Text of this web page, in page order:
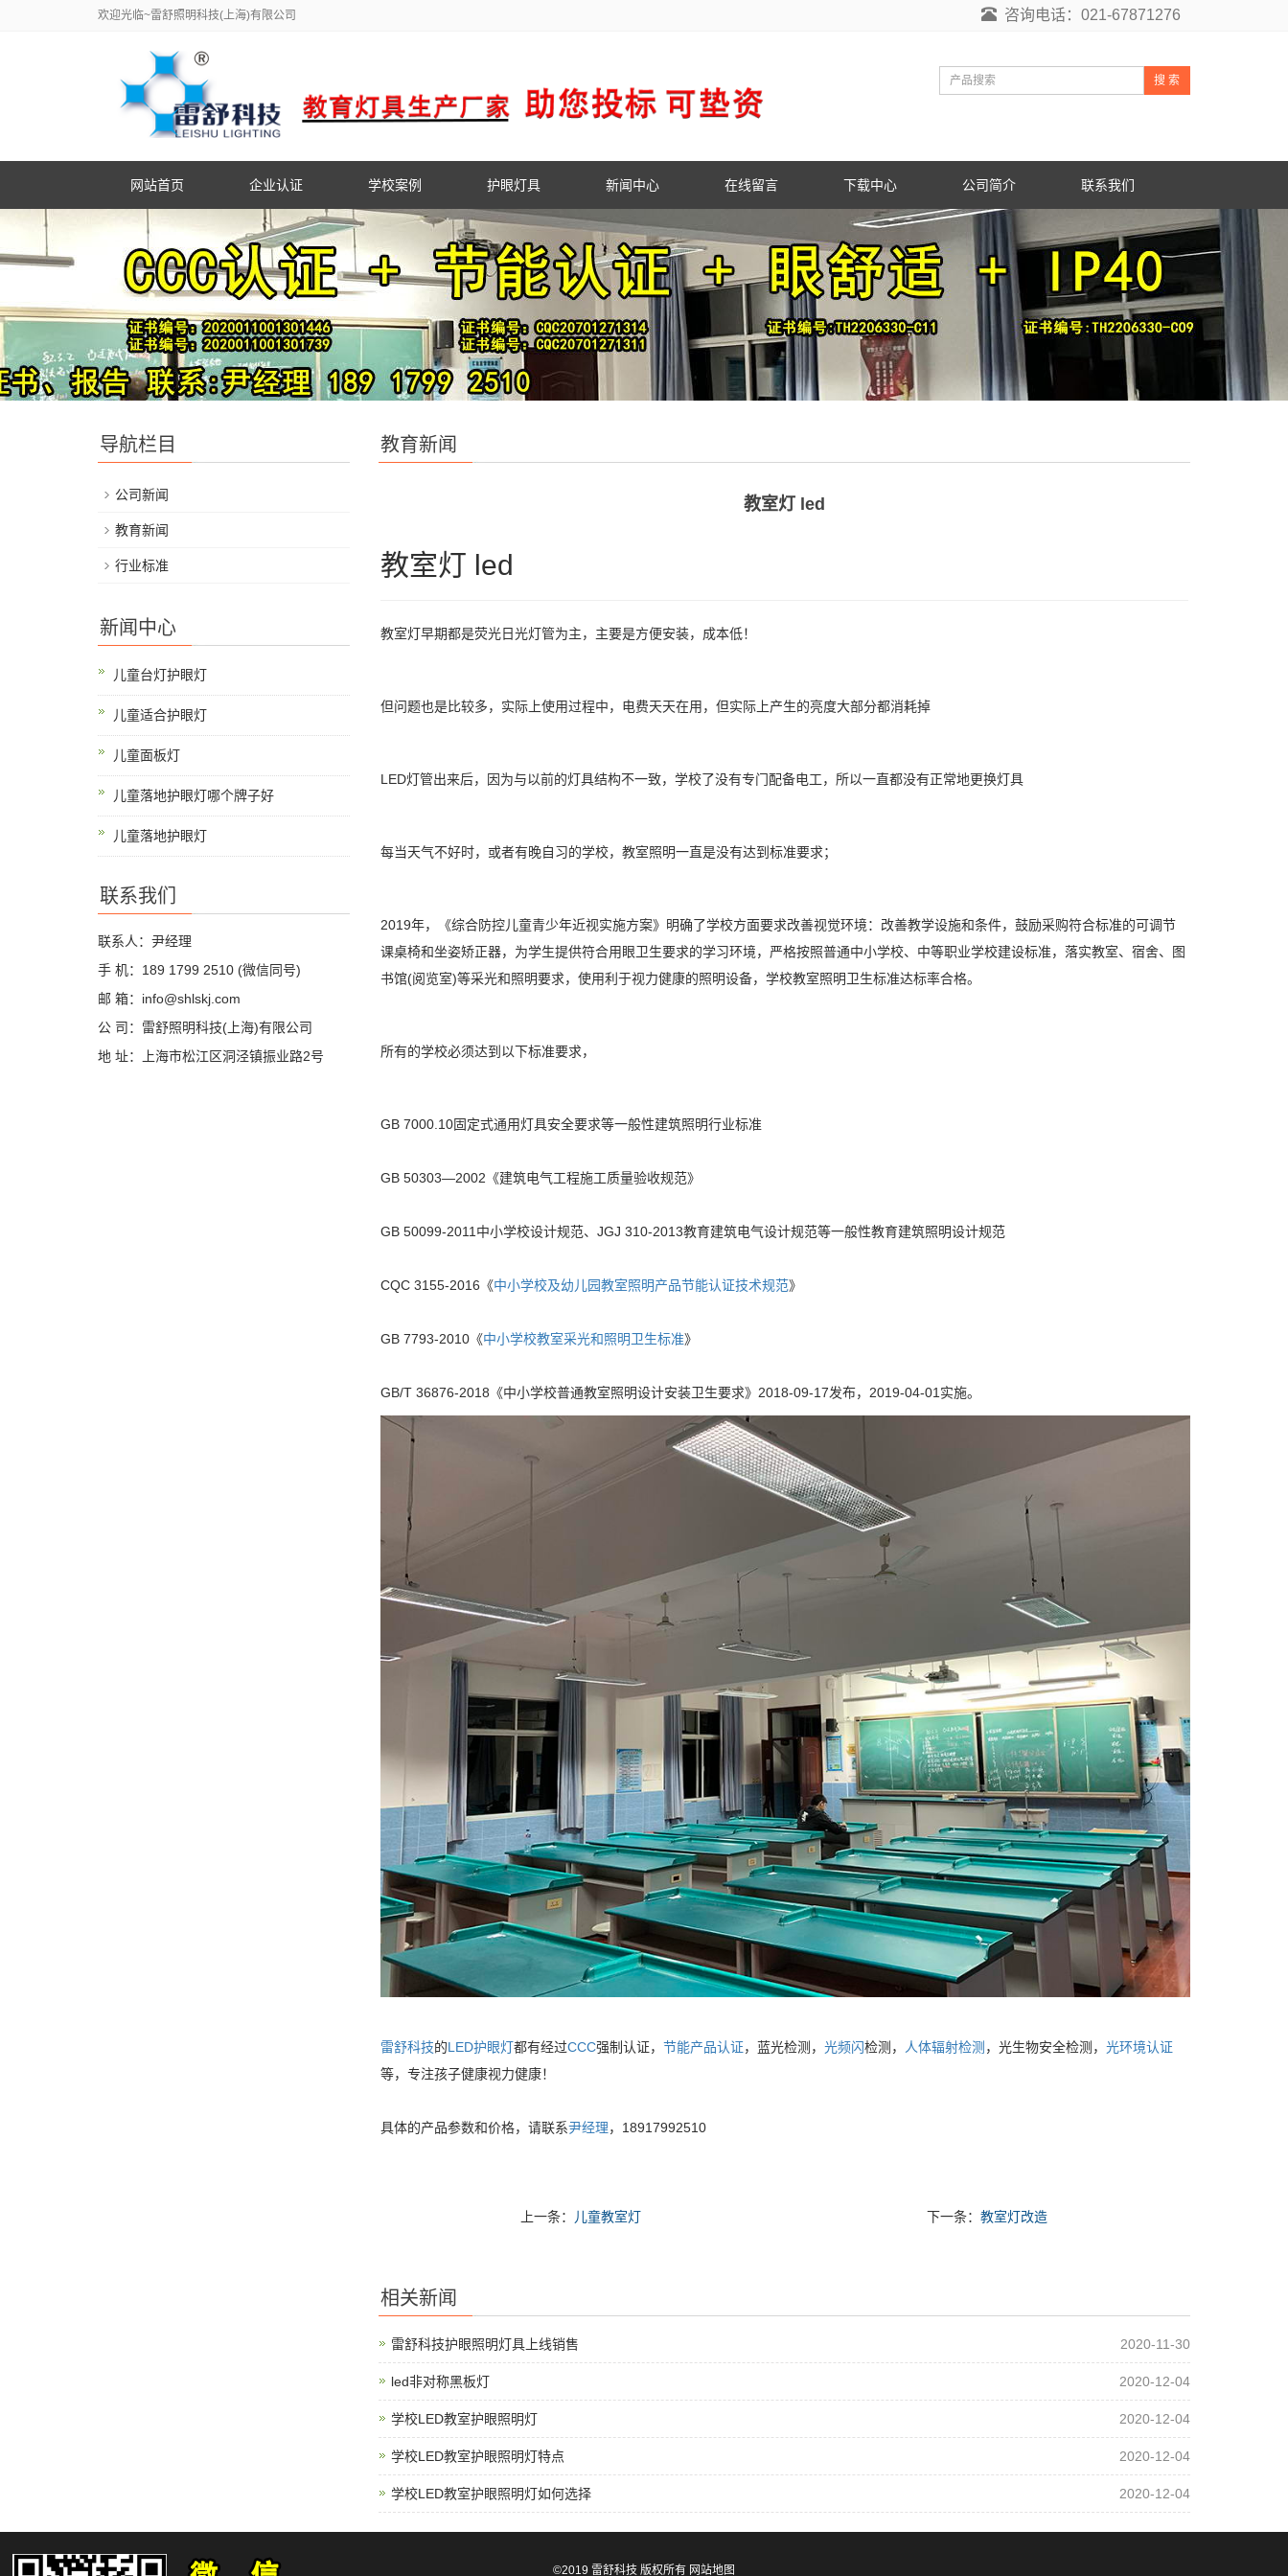
欢迎光临~雷舒照明科技(上海)有限公司 咨询电话：021-67871276
搜 索
网站首页 企业认证 学校案例 护眼灯具 新闻中心 在线留言 下载中心 公司简介 联系我们
教育新闻
教室灯 led
教室灯 led
教室灯早期都是荧光日光灯管为主，主要是方便安装，成本低！
但问题也是比较多，实际上使用过程中，电费天天在用，但实际上产生的亮度大部分都消耗掉
LED灯管出来后，因为与以前的灯具结构不一致，学校了没有专门配备电工，所以一直都没有正常地更换灯具
每当天气不好时，或者有晚自习的学校，教室照明一直是没有达到标准要求；
2019年，《综合防控儿童青少年近视实施方案》明确了学校方面要求改善视觉环境：改善教学设施和条件，鼓励采购符合标准的可调节
课桌椅和坐姿矫正器，为学生提供符合用眼卫生要求的学习环境，严格按照普通中小学校、中等职业学校建设标准，落实教室、宿舍、图
书馆(阅览室)等采光和照明要求，使用利于视力健康的照明设备，学校教室照明卫生标准达标率合格。
所有的学校必须达到以下标准要求，
GB 7000.10固定式通用灯具安全要求等一般性建筑照明行业标准
GB 50303—2002《建筑电气工程施工质量验收规范》
GB 50099-2011中小学校设计规范、JGJ 310-2013教育建筑电气设计规范等一般性教育建筑照明设计规范
CQC 3155-2016《中小学校及幼儿园教室照明产品节能认证技术规范》
GB 7793-2010《中小学校教室采光和照明卫生标准》
GB/T 36876-2018《中小学校普通教室照明设计安装卫生要求》2018-09-17发布，2019-04-01实施。
雷舒科技的LED护眼灯都有经过CCC强制认证， 节能产品认证，蓝光检测， 光频闪检测， 人体辐射检测 ，光生物安全检测， 光环境认证
等，专注孩子健康视力健康！
具体的产品参数和价格，请联系尹经理，18917992510
上一条： 儿童教室灯 下一条：教室灯改造
相关新闻
雷舒科技护眼照明灯具上线销售 2020-11-30
led非对称黑板灯 2020-12-04
学校LED教室护眼照明灯 2020-12-04
学校LED教室护眼照明灯特点 2020-12-04
学校LED教室护眼照明灯如何选择 2020-12-04
导航栏目
公司新闻
教育新闻
行业标准
新闻中心
儿童台灯护眼灯
儿童适合护眼灯
儿童面板灯
儿童落地护眼灯哪个牌子好
儿童落地护眼灯
联系我们
联系人：尹经理
手 机：189 1799 2510 (微信同号)
邮 箱：info@shlskj.com
公 司：雷舒照明科技(上海)有限公司
地 址：上海市松江区洞泾镇振业路2号
©2019 雷舒科技 版权所有 网站地图